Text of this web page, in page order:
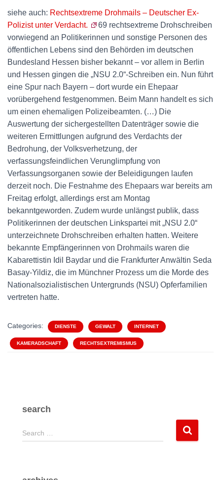
siehe auch: Rechtsextreme Drohmails – Deutscher Ex-
Polizist unter Verdacht.
69 rechtsextreme Drohschreiben
vorwiegend an Politikerinnen und sonstige Personen des
öffentlichen Lebens sind den Behörden im deutschen
Bundesland Hessen bisher bekannt – vor allem in Berlin
und Hessen gingen die „NSU 2.0“-Schreiben ein. Nun führt
eine Spur nach Bayern – dort wurde ein Ehepaar
vorübergehend festgenommen. Beim Mann handelt es sich
um einen ehemaligen Polizeibeamten. (…) Die
Auswertung der sichergestellten Datenträger sowie die
weiteren Ermittlungen aufgrund des Verdachts der
Bedrohung, der Volksverhetzung, der
verfassungsfeindlichen Verunglimpfung von
Verfassungsorganen sowie der Beleidigungen laufen
derzeit noch. Die Festnahme des Ehepaars war bereits am
Freitag erfolgt, allerdings erst am Montag
bekanntgeworden. Zudem wurde unlängst publik, dass
Politikerinnen der deutschen Linkspartei mit „NSU 2.0“
unterzeichnete Drohschreiben erhalten hatten. Weitere
bekannte Empfängerinnen von Drohmails waren die
Kabarettistin Idil Baydar und die Frankfurter Anwältin Seda
Basay-Yildiz, die im Münchner Prozess um die Morde des
Nationalsozialistischen Untergrunds (NSU) Opferfamilien
vertreten hatte.
Categories: DIENSTE GEWALT INTERNET
KAMERADSCHAFT RECHTSEXTREMISMUS
search
S
e
Search …